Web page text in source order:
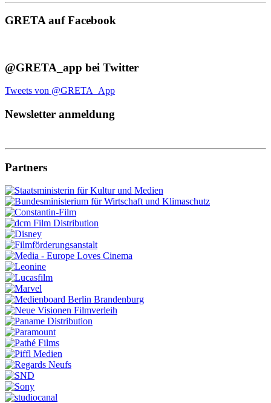
GRETA auf Facebook
@GRETA_app bei Twitter
Tweets von @GRETA_App
Newsletter anmeldung
Partners